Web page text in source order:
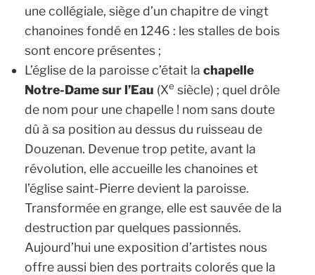
une collégiale, siège d’un chapitre de vingt
chanoines fondé en 1246 : les stalles de bois
sont encore présentes ;
L’église de la paroisse c’était lachapelle
Notre-Dame sur l’Eau (Xe siècle) ; quel drôle
de nom pour une chapelle ! nom sans doute
dû à sa position au dessus du ruisseau de
Douzenan. Devenue trop petite, avant la
révolution, elle accueille les chanoines et
l’église saint-Pierre devient la paroisse.
Transformée en grange, elle est sauvée de la
destruction par quelques passionnés.
Aujourd’hui une exposition d’artistes nous
offre aussi bien des portraits colorés que la